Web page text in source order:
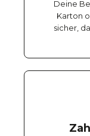
Deine
Karton
sicher,